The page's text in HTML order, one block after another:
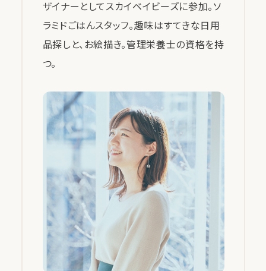
ザイナーとしてスカイベイビーズに参加。ソ
ラミドごはんスタッフ。趣味はすてきな日用
品探しと、お絵描き。管理栄養士の資格を持
つ。